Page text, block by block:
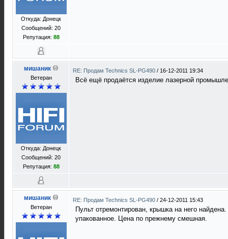
Откуда: Донецк
Сообщений: 20
Репутация: 88
мишаник
Ветеран
Откуда: Донецк
Сообщений: 20
Репутация: 88
RE: Продам Technics SL-PG490 / 16-12-2011 19:34
Всё ещё продаётся изделие лазерной
мишаник
Ветеран
RE: Продам Technics SL-PG490 / 24-12-2011 15:43
Пульт отремонтирован, крышка на него
упакованное. Цена по прежнему смешная.